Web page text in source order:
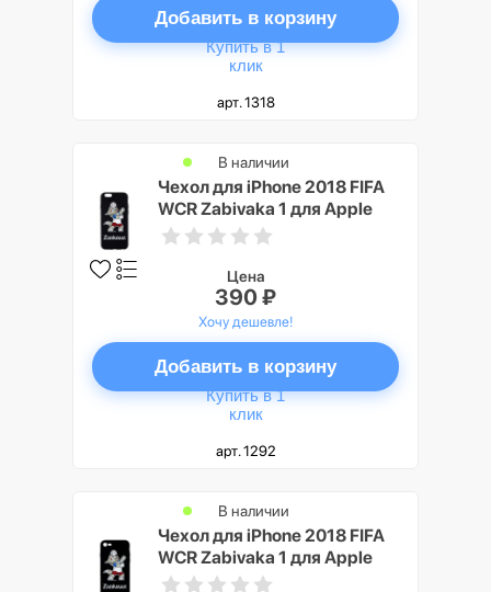
Добавить в корзину
Купить в 1
клик
арт. 1318
Чехол для iPhone 2018 FIFA
WCR Zabivaka 1 для Apple
iPhone 6/6S
В наличии
Цена
390 ₽
Хочу дешевле!
Добавить в корзину
Купить в 1
клик
арт. 1292
Чехол для iPhone 2018 FIFA
WCR Zabivaka 1 для Apple
iPhone 7/8
В наличии